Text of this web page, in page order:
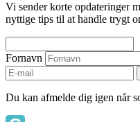
Vi sender korte opdateringer
nyttige tips til at handle trygt
Fornavn
Du kan afmelde dig igen når